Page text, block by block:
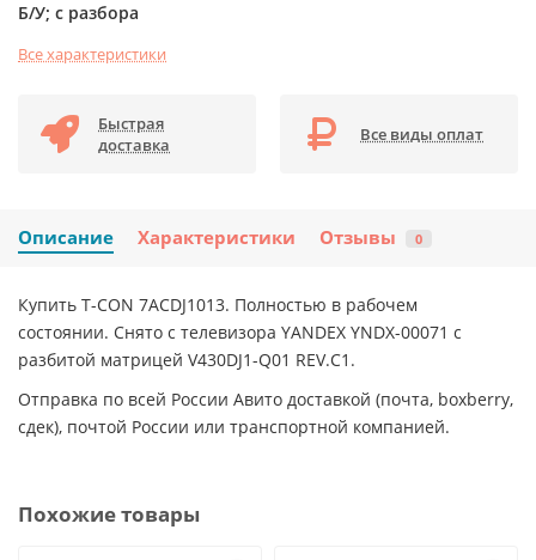
Б/У; с разбора
Все характеристики
Быстрая
доставка
Все виды оплат
Описание Характеристики Отзывы 0
Купить T-CON 7ACDJ1013. Полностью в рабочем
состоянии. Снято с телевизора YANDEX YNDX-00071 с
разбитой матрицей V430DJ1-Q01 REV.C1.
Отправка по всей России Авито доставкой (почта, boxberry,
сдек), почтой России или транспортной компанией.
Похожие товары